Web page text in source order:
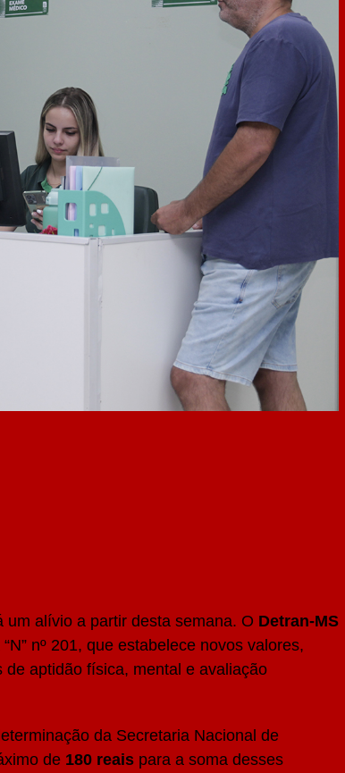
alívio a partir desta semana. O Detran-MS
nº 201, que estabelece novos valores,
aptidão física, mental e avaliação
da Secretaria Nacional de
de 180 reais para a soma desses